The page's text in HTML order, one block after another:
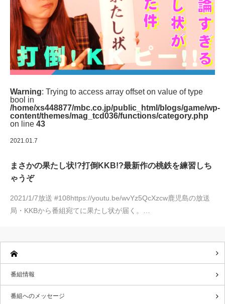
Warning: Trying to access array offset on value of type
bool in
/home/xs448877/mbc.co.jp/public_html/blogs/game/wp-
content/themes/mag_tcd036/functions/category.php
on line 43
2021.01.7
まさかの果たし状!?打倒KKB!?最新作の桃鉄を練習しち
ゃうぞ
2021/1/7放送 #108https://youtu.be/wvYz5QcXzcw鹿児島の放送
局・KKBから番組宛てに果たし状が届く。…
番組情報
番組へのメッセージ